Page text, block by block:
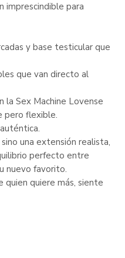
imprescindible para
y base testicular que
que van directo al
Sex Machine Lovense
pero flexible.
una extensión realista,
perfecto entre
nuevo favorito.
quien quiere más, siente